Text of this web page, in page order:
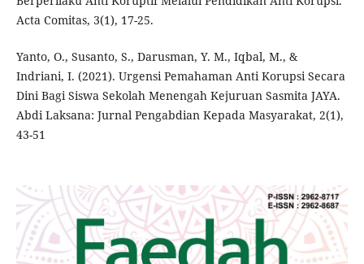
Acta Comitas, 3(1), 17-25.
Yanto, O., Susanto, S., Darusman, Y. M., Iqbal, M., &
Indriani, I. (2021). Urgensi Pemahaman Anti Korupsi Secara
Dini Bagi Siswa Sekolah Menengah Kejuruan Sasmita JAYA.
Abdi Laksana: Jurnal Pengabdian Kepada Masyarakat, 2(1),
43-51